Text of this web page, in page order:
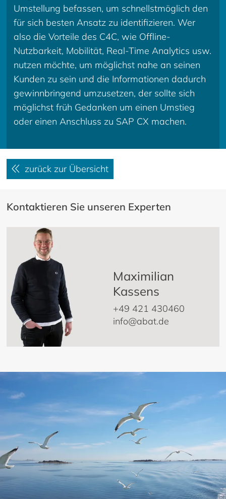
Umstellung befassen, um schnellstmöglich den
für sich besten Ansatz zu identifizieren. Wer
also die Vorteile des C4C, wie Offline-
Nutzbarkeit, Mobilität, Real-Time Analytics usw.
nutzen möchte, um möglichst nahe an seinen
Kunden zu sein und die Informationen dadurch
gewinnbringend umzusetzen, der sollte sich
möglichst früh Gedanken um einen Umstieg
oder einen Anschluss zu SAP CX machen.
zurück zur Übersicht
Kontaktieren Sie unseren Experten
Maximilian
Kassens
+49 421 430460
info@abat.de